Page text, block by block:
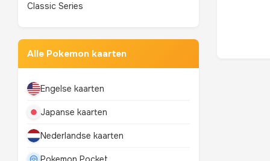
Classic Series
Alle Pokemon kaarten
Engelse kaarten
Japanse kaarten
Nederlandse kaarten